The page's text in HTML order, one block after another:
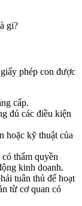
gi?
phép con được
cấp.
đủ các điều kiện
hoặc kỹ thuật của
thẩm quyền
kinh doanh.
tuân thủ để hoạt
từ cơ quan có